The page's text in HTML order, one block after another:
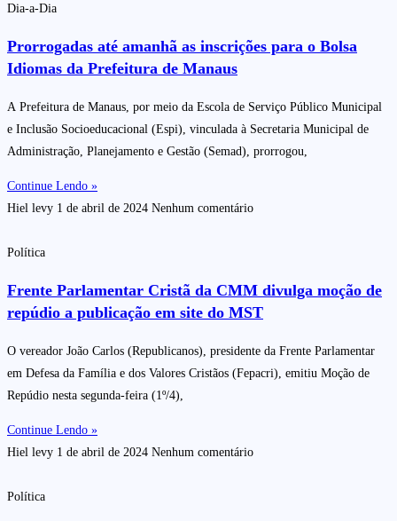
Dia-a-Dia
Prorrogadas até amanhã as inscrições para o Bolsa
Idiomas da Prefeitura de Manaus
A Prefeitura de Manaus, por meio da Escola de Serviço Público Municipal
e Inclusão Socioeducacional (Espi), vinculada à Secretaria Municipal de
Administração, Planejamento e Gestão (Semad), prorrogou,
Continue Lendo »
Hiel levy 1 de abril de 2024 Nenhum comentário
Política
Frente Parlamentar Cristã da CMM divulga moção de
repúdio a publicação em site do MST
O vereador João Carlos (Republicanos), presidente da Frente Parlamentar
em Defesa da Família e dos Valores Cristãos (Fepacri), emitiu Moção de
Repúdio nesta segunda-feira (1º/4),
Continue Lendo »
Hiel levy 1 de abril de 2024 Nenhum comentário
Política